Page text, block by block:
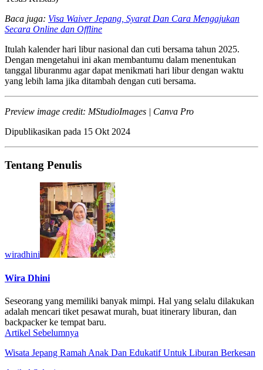
Baca juga: Visa Waiver Jepang, Syarat Dan Cara Mengajukan
Secara Online dan Offline
Itulah kalender hari libur nasional dan cuti bersama tahun 2025.
Dengan mengetahui ini akan membantumu dalam menentukan
tanggal liburanmu agar dapat menikmati hari libur dengan waktu
yang lebih lama jika ditambah dengan cuti bersama.
Preview image credit: MStudioImages | Canva Pro
Dipublikasikan pada 15 Okt 2024
Tentang Penulis
wiradhini
Wira Dhini
Seseorang yang memiliki banyak mimpi. Hal yang selalu dilakukan
adalah mencari tiket pesawat murah, buat itinerary liburan, dan
backpacker ke tempat baru.
Artikel Sebelumnya
Wisata Jepang Ramah Anak Dan Edukatif Untuk Liburan Berkesan